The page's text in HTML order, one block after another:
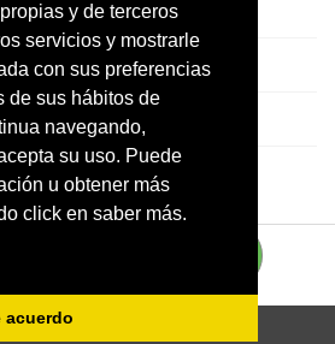
y de terceros
servicios y mostrarle
con sus preferencias
de sus hábitos de
navegando,
su uso. Puede
u obtener más
click en saber más.
acuerdo